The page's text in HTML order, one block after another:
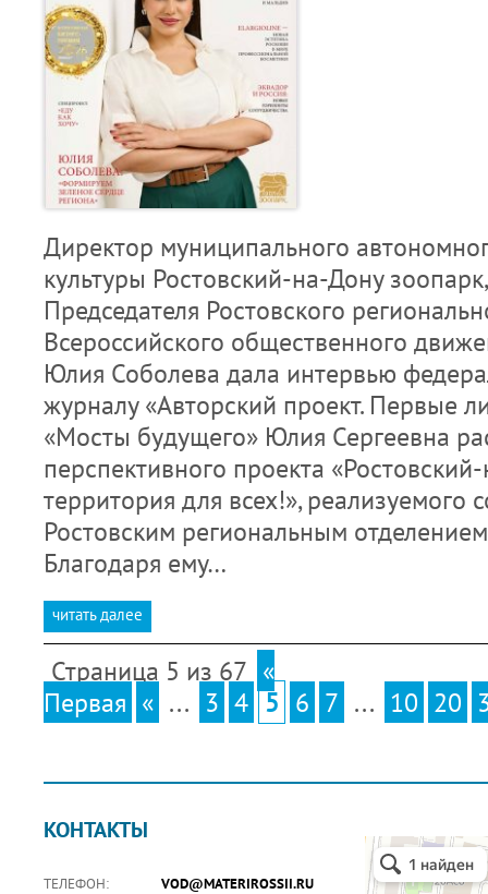
Директор муниципального
культуры Ростовский-на-Дону
Председателя Ростовского
Всероссийского общественного
Юлия Соболева дала интервью
журналу «Авторский проект. Первые
«Мосты будущего» Юлия Сергеевна
перспективного проекта
территория для всех!», реализуемого
Ростовским региональным
Благодаря ему…
читать далее
Страница 5 из 67 «
Первая « ... 3 4 5 6 7 ... 10 20
КОНТАКТЫ
ТЕЛЕФОН: VOD@MATERIROSSII.RU